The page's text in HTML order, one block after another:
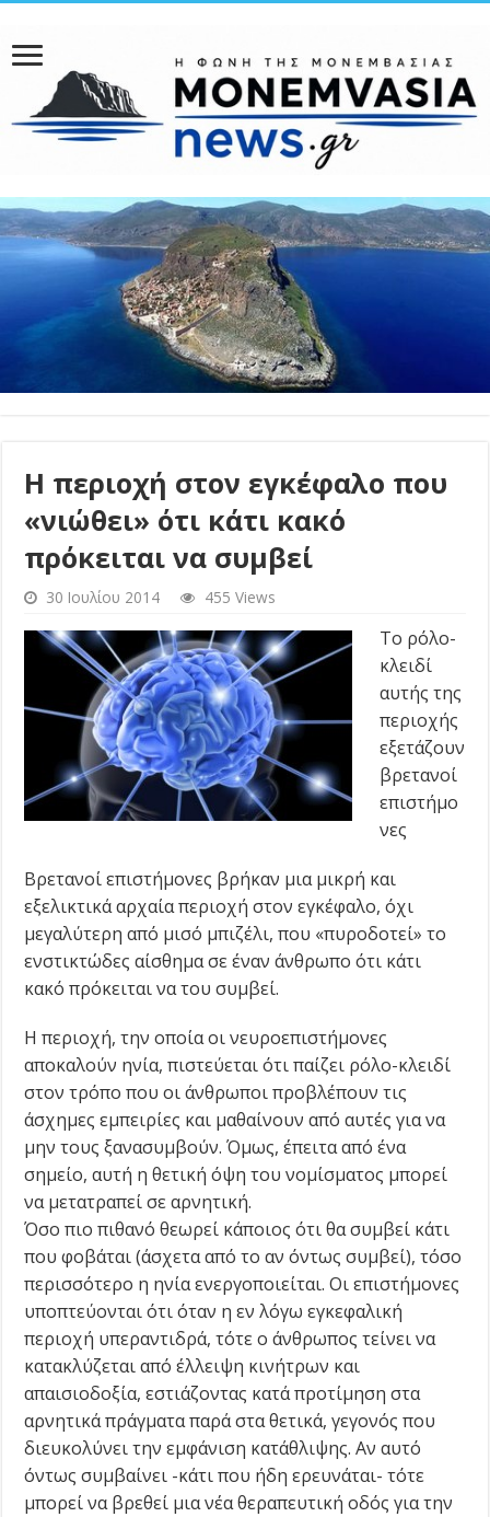
Η περιοχή στον εγκέφαλο που
«νιώθει» ότι κάτι κακό
πρόκειται να συμβεί
30 Ιουλίου 2014 455 Views
Το ρόλο-
κλειδί
αυτής της
περιοχής
εξετάζουν
βρετανοί
επιστήμο
νες
Βρετανοί επιστήμονες βρήκαν μια μικρή και
εξελικτικά αρχαία περιοχή στον εγκέφαλο, όχι
μεγαλύτερη από μισό μπιζέλι, που «πυροδοτεί» το
ενστικτώδες αίσθημα σε έναν άνθρωπο ότι κάτι
κακό πρόκειται να του συμβεί.
Η περιοχή, την οποία οι νευροεπιστήμονες
αποκαλούν ηνία, πιστεύεται ότι παίζει ρόλο-κλειδί
στον τρόπο που οι άνθρωποι προβλέπουν τις
άσχημες εμπειρίες και μαθαίνουν από αυτές για να
μην τους ξανασυμβούν. Όμως, έπειτα από ένα
σημείο, αυτή η θετική όψη του νομίσματος μπορεί
να μετατραπεί σε αρνητική.
Όσο πιο πιθανό θεωρεί κάποιος ότι θα συμβεί κάτι
που φοβάται (άσχετα από το αν όντως συμβεί), τόσο
περισσότερο η ηνία ενεργοποιείται. Οι επιστήμονες
υποπτεύονται ότι όταν η εν λόγω εγκεφαλική
περιοχή υπεραντιδρά, τότε ο άνθρωπος τείνει να
κατακλύζεται από έλλειψη κινήτρων και
απαισιοδοξία, εστιάζοντας κατά προτίμηση στα
αρνητικά πράγματα παρά στα θετικά, γεγονός που
διευκολύνει την εμφάνιση κατάθλιψης. Αν αυτό
όντως συμβαίνει -κάτι που ήδη ερευνάται- τότε
μπορεί να βρεθεί μια νέα θεραπευτική οδός για την